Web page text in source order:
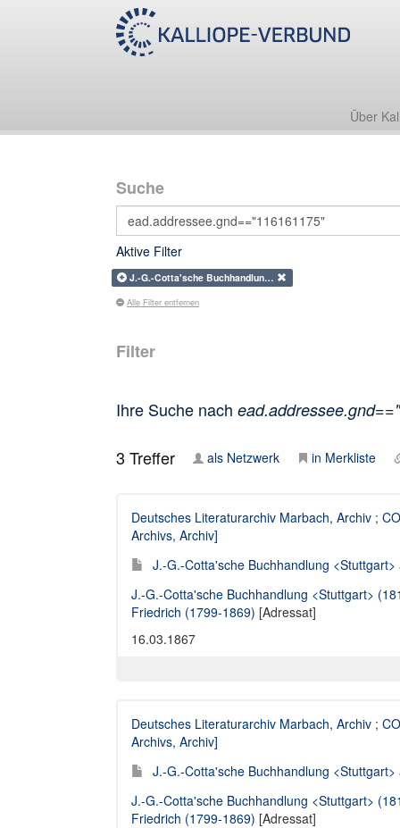
Über
Suche
Aktive Filter
J.-G.-Cotta'sche Buchhandlun…
Alle Filter entfernen
Filter
Ihre Suche nach
3 Treffer als Netzwerk in Merkliste
Deutsches Literaturarchiv Marbach, Archiv ;
Archivs, Archiv]
J.-G.-Cotta'sche Buchhandlung
J.-G.-Cotta'sche Buchhandlung <Stuttgart>
Friedrich (1799-1869) [Adressat]
16.03.1867
Deutsches Literaturarchiv Marbach, Archiv ;
Archivs, Archiv]
J.-G.-Cotta'sche Buchhandlung
J.-G.-Cotta'sche Buchhandlung <Stuttgart>
Friedrich (1799-1869) [Adressat]